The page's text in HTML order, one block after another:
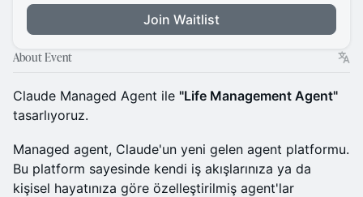
Join Waitlist
About Event
Claude Managed Agent ile "Life Management Agent"
tasarlıyoruz.
Managed agent, Claude'un yeni gelen agent platformu.
Bu platform sayesinde kendi iş akışlarınıza ya da
kişisel hayatınıza göre özelleştirilmiş agent'lar